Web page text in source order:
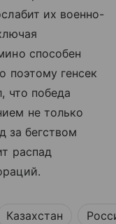
их военно-
способен
поэтому генсек
что победа
не только
за бегством
распад
Казахстан